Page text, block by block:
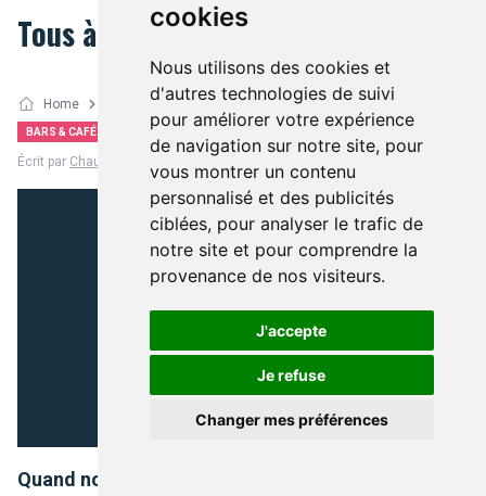
cookies
Nous utilisons des cookies et
d'autres technologies de suivi
pour améliorer votre expérience
de navigation sur notre site, pour
vous montrer un contenu
personnalisé et des publicités
ciblées, pour analyser le trafic de
notre site et pour comprendre la
provenance de nos visiteurs.
J'accepte
Je refuse
Changer mes préférences
Tous à Lille ?
Home Bars & Cafés
BARS & CAFÉS Facebook
Écrit par Chauchau
Quand notre équipe nationale joue à Lille qui est